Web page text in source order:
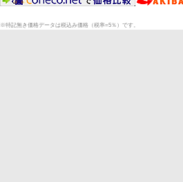
※特記無き価格データは税込み価格（税率=5％）です。